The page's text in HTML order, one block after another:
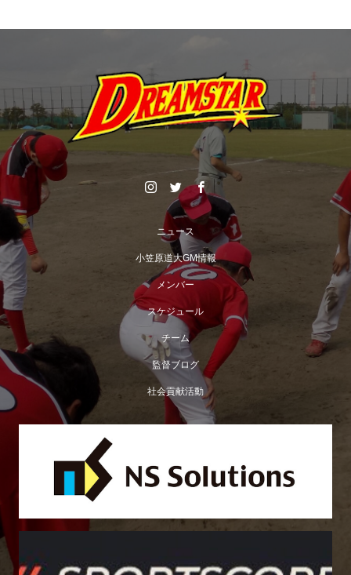
ニュース
小笠原道大GM情報
メンバー
スケジュール
チーム
監督ブログ
社会貢献活動